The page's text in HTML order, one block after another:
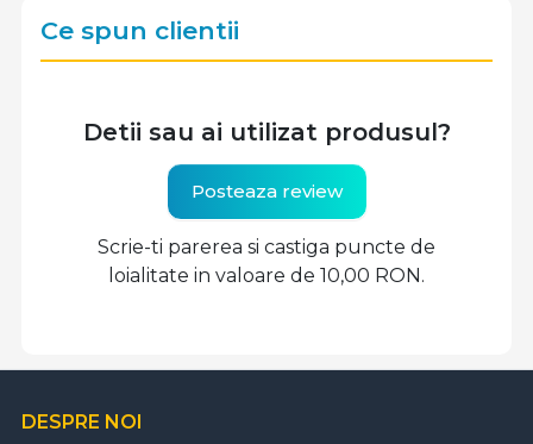
Ce spun clientii
Detii sau ai utilizat produsul?
Posteaza review
Scrie-ti parerea si castiga puncte de
loialitate in valoare de 10,00 RON.
DESPRE NOI